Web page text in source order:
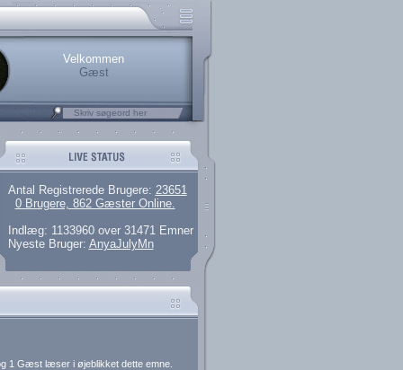
brugere
artikler og 135 guides
her.
Velkommen
Gæst
Antal Registrerede Brugere: 23651
0 Brugere, 862 Gæster Online.
Indlæg: 1133960 over 31471 Emner
Nyeste Bruger: AnyaJulyMn
1 Gæst læser i øjeblikket dette emne.